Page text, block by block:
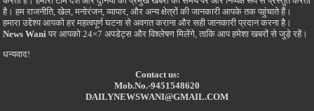
है। हम राजनीति, खेल, मनोरंजन, व्यापार, और अन्य क्षेत्रों की जानकारी आपके तक पहुंचाते हैं।
हमारा उद्देश्य आपको हर महत्वपूर्ण घटना से अवगत कराना और सही जानकारी प्रदान करना है।
News Wani पर आपको 24×7 अपडेट्स और विश्लेषण मिलेंगे, ताकि आप हमेशा खबरों से जुड़े रहें।
धन्यवाद!
Contact us:
Mob.No.-9451548620
DAILYNEWSWANI@GMAIL.COM